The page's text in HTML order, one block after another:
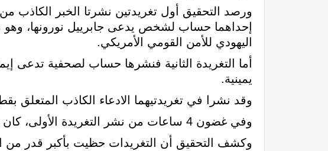
ورصد التحقيق أول تغريدتين نشرتا الخبر الكاذب
إحداهما حساب لشخص يدعى جابرييل نورونها، وهو
اليهودي للأمن القومي الأمريكي.
أما التغريدة الثانية فنشرها حساب لصحفية تدعى
يمينية.
وقد نشرا في تغريدتيهما الادعاء الكاذب المتعلق
وفي غضون 4 ساعات من نشر التغريدة الأولى، كان هناك 30 ألف تفاعل من حوالي 25 ألف حساب على “إكس”.
وكشف التحقيق أن التغريدات حظيت بأكبر قدر من